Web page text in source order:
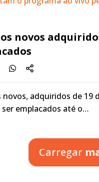
novos
novos, adquiridos de 19
ser emplacados até o…
Carregar